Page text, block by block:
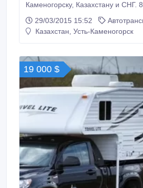
Каменогорску, Казахстану и СНГ. 87779954060,
29/03/2015 15:52
Казахстан, Усть-Каменогорск
19 000 $